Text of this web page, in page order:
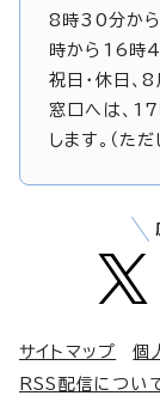
8時30分から
時から16時
祝日・休日
窓口へは、
します。（た
サイトマップ 個
RSS配信につい